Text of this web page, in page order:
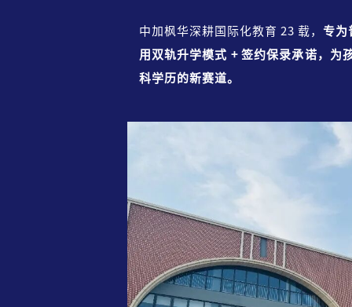
中加枫华深耕国际化教育 23 载，专为
用双轨升学模式 + 签约保录承诺，为
科学历的新赛道。